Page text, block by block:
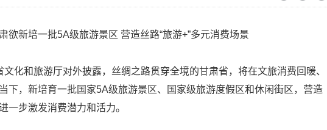
欲新培一批5A级旅游景区 营造丝路“旅游+”多元消费场景
文化和旅游厅对外披露，丝绸之路贯穿全境的甘肃省，将在文旅消费回暖、
下，新培育一批国家5A级旅游景区、国家级旅游度假区和休闲街区，营造
一步激发消费潜力和活力。